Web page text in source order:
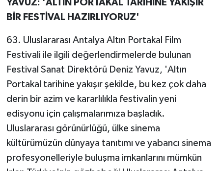
YAVUZ: 'ALTIN PORTAKAL TARİHİNE YAKIŞIR
BİR FESTİVAL HAZIRLIYORUZ'
63. Uluslararası Antalya Altın Portakal Film
Festivali ile ilgili değerlendirmelerde bulunan
Festival Sanat Direktörü Deniz Yavuz, 'Altın
Portakal tarihine yakışır şekilde, bu kez çok daha
derin bir azim ve kararlılıkla festivalin yeni
edisyonu için çalışmalarımıza başladık.
Uluslararası görünürlüğü, ülke sinema
kültürümüzün dünyaya tanıtımı ve yabancı sinema
profesyonelleriyle buluşma imkanlarını mümkün